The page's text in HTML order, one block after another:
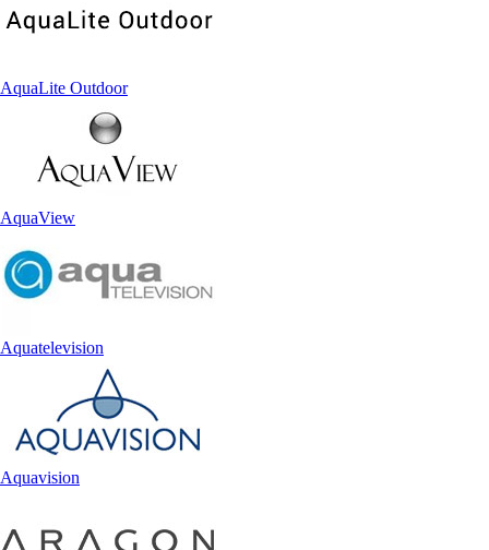
AquaLite Outdoor
AquaView
Aquatelevision
Aquavision